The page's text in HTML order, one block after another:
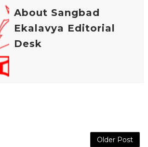
k
p
s
About Sangbad
Ekalavya Editorial
Desk
Older Post